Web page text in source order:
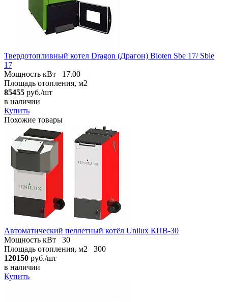
Твердотопливный котел Dragon (Драгон) Bioten Sbe 17/ Sble
17
Мощность кВт
17.00
Площадь отопления, м2
85455 руб./шт
в наличии
Купить
Похожие товары
Автоматический пеллетный котёл Unilux КПВ-30
Мощность кВт
30
Площадь отопления, м2
300
120150 руб./шт
в наличии
Купить